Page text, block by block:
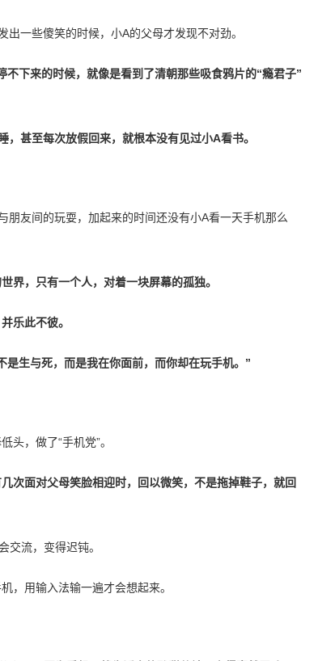
一些傻笑的时候，小A的父母才发现不对劲。
下来的时候，就像是看到了清朝那些吸食鸦片的“瘾君子”
，甚至每次放假回来，就根本没有见过小A看书。
友间的玩耍，加起来的时间还没有小A看一天手机那么
界，只有一个人，对着一块屏幕的孤独。
乐此不彼。
是生与死，而是我在你面前，而你却在玩手机。”
头，做了“手机党”。
次面对父母笑脸相迎时，回以微笑，不是拖掉鞋子，就回
交流，变得迟钝。
，用输入法输一遍才会想起来。